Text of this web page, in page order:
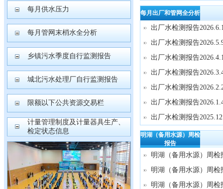
每月供水压力
每月管网末梢水全分析
乡镇污水季度自行监测报告
城北污水处理厂自行监测报告
限额以下公共资源交易栏
计量管理制度及计量器具生产、
检定状态信息
每月出厂和管网全分析
出厂水检测报告
出厂水检测报告
出厂水检测报告
出厂水检测报告
出厂水检测报告
出厂水检测报告
出厂水检测报告
明湖（备用水源）周检
报告
明湖（备用水源）周检
明湖（备用水源）周检
明湖（备用水源）周检